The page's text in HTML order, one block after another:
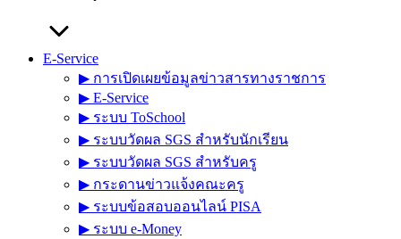
E-Service
▶︎ การเปิดเผยข้อมูลข่าวสารทางราชการ
▶︎ E-Service
▶︎ ระบบ ToSchool
▶︎ ระบบวัดผล SGS สำหรับนักเรียน
▶︎ ระบบวัดผล SGS สำหรับครู
▶︎ กระดานข่าวแจ้งคณะครู
▶︎ ระบบข้อสอบออนไลน์ PISA
▶︎ ระบบ e-Money